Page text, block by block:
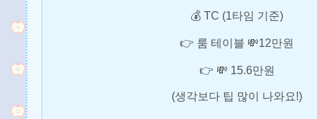
💰 TC (1타임 기준)
👉 룸 테이블 💸12만원
👉 💸 15.6만원
(생각보다 팁 많이 나와요!)